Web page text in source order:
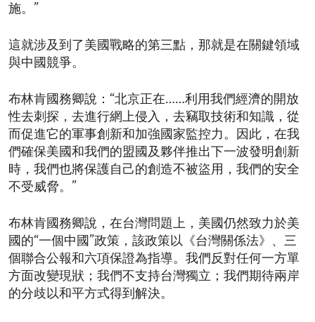
施。”
這就涉及到了美國戰略的第三點，那就是在關鍵領域
與中國競爭。
布林肯國務卿說：“北京正在……利用我們經濟的開放
性去刺探，去進行網上侵入，去竊取技術和知識，從
而促進它的軍事創新和加強國家監控力。因此，在我
們確保美國和我們的盟國及夥伴推出下一波發明創新
時，我們也將保護自己的創造不被盜用，我們的安全
不受威脅。”
布林肯國務卿說，在台灣問題上，美國仍然致力於美
國的“一個中國”政策，該政策以《台灣關係法》、三
個聯合公報和六項保證為指導。我們反對任何一方單
方面改變現狀；我們不支持台灣獨立；我們期待兩岸
的分歧以和平方式得到解決。